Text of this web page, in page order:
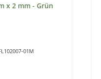
x 2 mm - Grün
01M